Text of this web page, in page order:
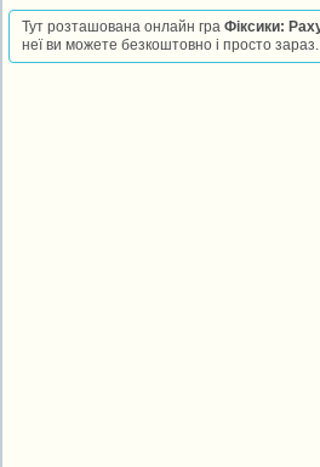
Тут розташована онлайн граФіксики:
неї ви можете безкоштовно і просто зараз.